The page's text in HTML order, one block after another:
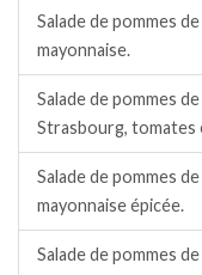
Salade de pommes
mayonnaise.
Salade de pommes
Strasbourg, tomates
Salade de pommes
mayonnaise épicée.
Salade de pommes